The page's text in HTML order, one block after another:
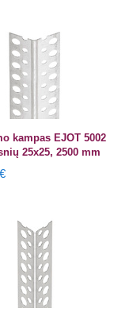
kampas EJOT 5002
25x25, 2500 mm
€